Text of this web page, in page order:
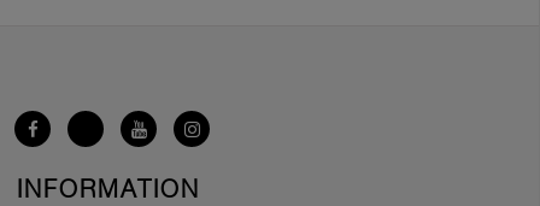
INFORMATION